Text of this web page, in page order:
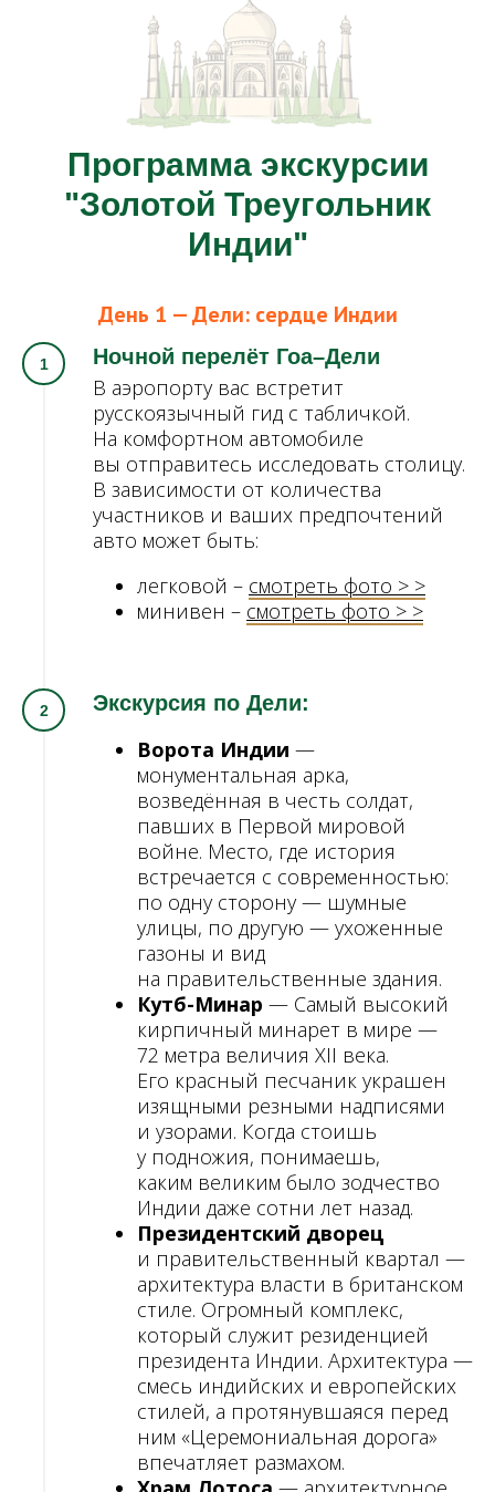
Программа экскурсии
"Золотой Треугольник
Индии"
День 1 — Дели: сердце Индии
Ночной перелёт Гоа–Дели
В аэропорту вас встретит
русскоязычный гид с табличкой.
На комфортном автомобиле
вы отправитесь исследовать столицу.
В зависимости от количества
участников и ваших предпочтений
авто может быть:
легковой – смотреть фото > >
минивен – смотреть фото > >
Экскурсия по Дели:
Ворота Индии —
монументальная арка,
возведённая в честь солдат,
павших в Первой мировой
войне. Место, где история
встречается с современностью:
по одну сторону — шумные
улицы, по другую — ухоженные
газоны и вид
на правительственные здания.
Кутб-Минар — Самый высокий
кирпичный минарет в мире —
72 метра величия XII века.
Его красный песчаник украшен
изящными резными надписями
и узорами. Когда стоишь
у подножия, понимаешь,
каким великим было зодчество
Индии даже сотни лет назад.
Президентский дворец
и правительственный квартал —
архитектура власти в британском
стиле. Огромный комплекс,
который служит резиденцией
президента Индии. Архитектура —
смесь индийских и европейских
стилей, а протянувшаяся перед
ним «Церемониальная дорога»
впечатляет размахом.